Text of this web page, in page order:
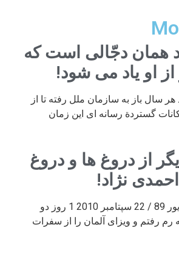
همان دجّالی است که
او یاد می شود!
هر سال باز به سازمان ملل رفته تا از
گستردة رسانه ای این زمان
از دروغ ها و دروغ
نژاد!
چهارشنبه 31 شهریور 89 / 22 سپتامبر 2010 1 روز دو
به رم رفتم و ویزای آلمان را از سفرات